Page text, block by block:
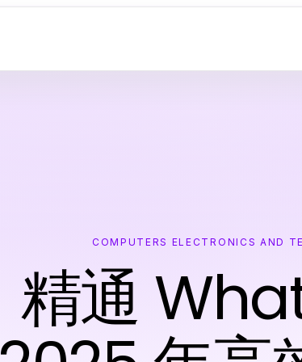
COMPUTERS ELECTRONICS AND
精通